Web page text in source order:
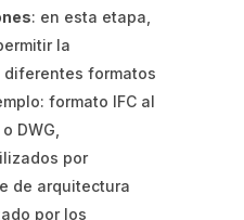
: en esta etapa,
la
diferentes formatos
formato IFC al
DWG,
por
de arquitectura
por los